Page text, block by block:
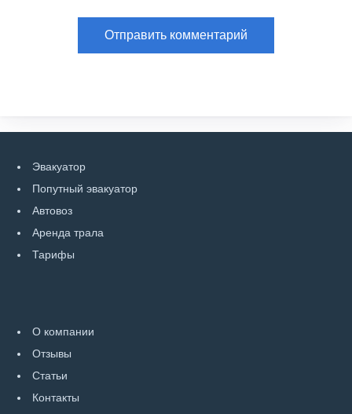
Эвакуатор
Попутный эвакуатор
Автовоз
Аренда трала
Тарифы
О компании
Отзывы
Статьи
Контакты